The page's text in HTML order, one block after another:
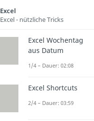
Excel
Excel - nützliche Tricks
Excel Wochentag
aus Datum
1/4 – Dauer: 02:08
Excel Shortcuts
2/4 – Dauer: 03:59